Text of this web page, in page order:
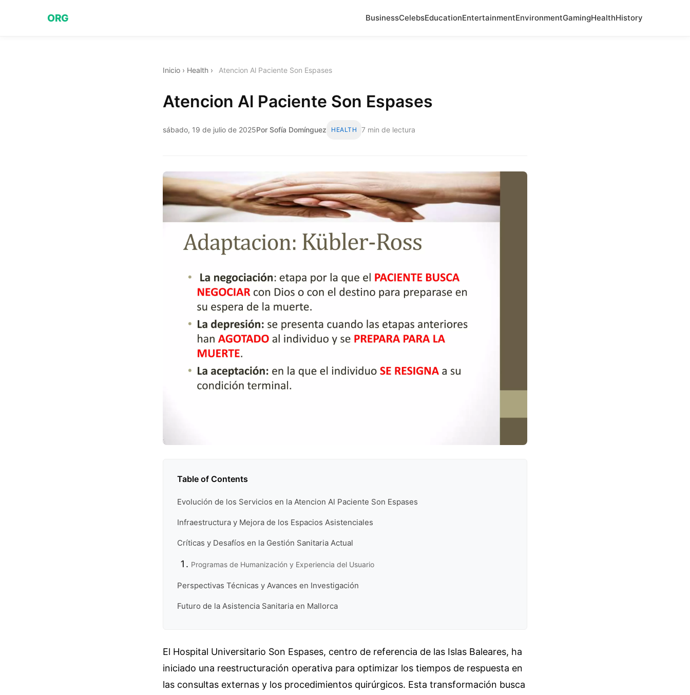
ORG BusinessCelebsEducationEntertainmentEnvironmentGamingHealthHistory
Inicio › Health › Atencion Al Paciente Son Espases
Atencion Al Paciente Son Espases
sábado, 19 de julio de 2025Por Sofía Domínguez HEALTH 7 min de lectura
Table of Contents
Evolución de los Servicios en la Atencion Al Paciente Son Espases
Infraestructura y Mejora de los Espacios Asistenciales
Críticas y Desafíos en la Gestión Sanitaria Actual
Programas de Humanización y Experiencia del Usuario
Perspectivas Técnicas y Avances en Investigación
Futuro de la Asistencia Sanitaria en Mallorca
El Hospital Universitario Son Espases, centro de referencia de las Islas Baleares, ha
iniciado una reestructuración operativa para optimizar los tiempos de respuesta en
las consultas externas y los procedimientos quirúrgicos. Esta transformación busca